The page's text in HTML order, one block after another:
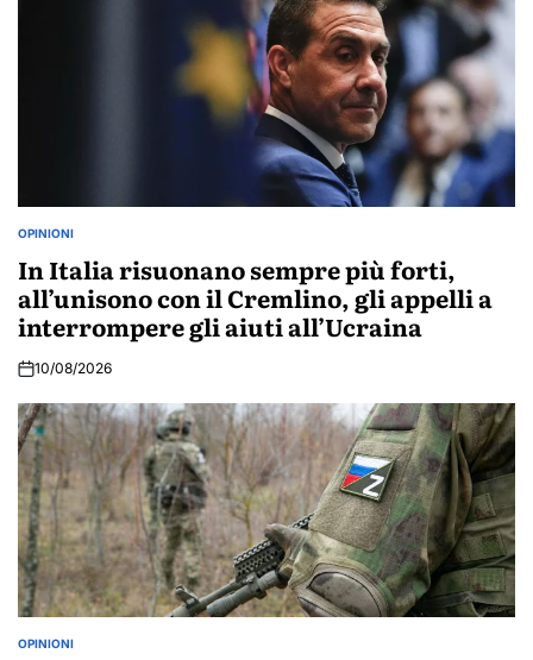
POSTED
OPINIONI
In Italia risuonano sempre più forti,
all’unisono con il Cremlino, gli appelli a
interrompere gli aiuti all’Ucraina
10/08/2026
POSTED
OPINIONI